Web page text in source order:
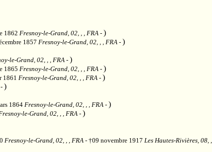
1862 Fresnoy-le-Grand, 02, , , FRA - )
1857 Fresnoy-le-Grand, 02, , , FRA - )
le-Grand, 02, , , FRA - )
1865 Fresnoy-le-Grand, 02, , , FRA - )
1861 Fresnoy-le-Grand, 02, , , FRA - )
)
1864 Fresnoy-le-Grand, 02, , , FRA - )
le-Grand, 02, , , FRA - )
Fresnoy-le-Grand, 02, , , FRA - †09 novembre 1917 Les Hautes-Rivières, 08,